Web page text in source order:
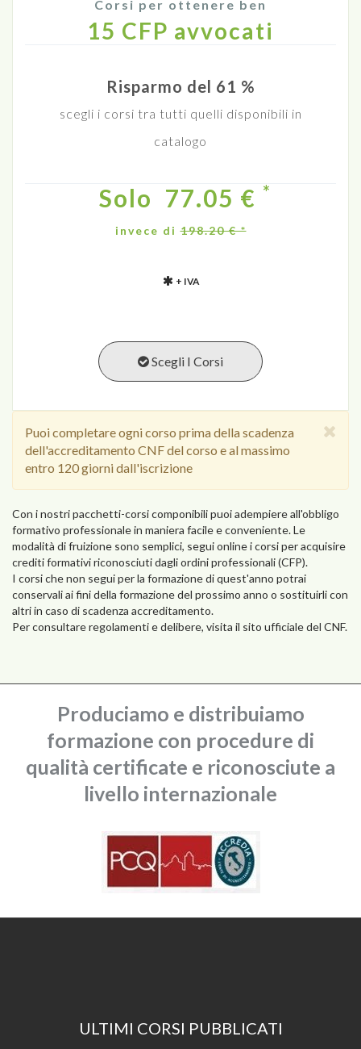
Corsi per ottenere ben
15 CFP avvocati
Risparmo del 61 %
scegli i corsi tra tutti quelli disponibili in
catalogo
Solo 77.05 € *
invece di198.20 € *
+ IVA
Scegli I Corsi
Puoi completare ogni corso prima della scadenza
dell'accreditamento CNF del corso e al massimo
entro 120 giorni dall'iscrizione
Con i nostri pacchetti-corsi componibili puoi adempiere all'obbligo
formativo professionale in maniera facile e conveniente. Le
modalità di fruizione sono semplici, segui online i corsi per acquisire
crediti formativi riconosciuti dagli ordini professionali (CFP).
I corsi che non segui per la formazione di quest'anno potrai
conservali ai fini della formazione del prossimo anno o sostituirli con
altri in caso di scadenza accreditamento.
Per consultare regolamenti e delibere, visita il sito ufficiale del CNF.
Produciamo e distribuiamo
formazione con procedure di
qualità certificate e riconosciute a
livello internazionale
ULTIMI CORSI PUBBLICATI